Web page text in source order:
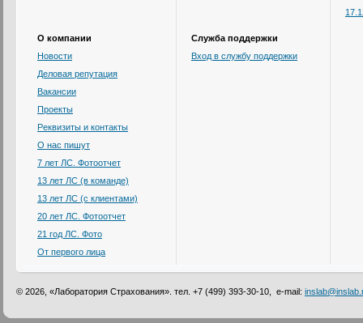
О компании
Новости
Деловая репутация
Вакансии
Проекты
Реквизиты и контакты
О нас пишут
7 лет ЛС. Фотоотчет
13 лет ЛС (в команде)
13 лет ЛС (с клиентами)
20 лет ЛС. Фотоотчет
21 год ЛС. Фото
От первого лица
Служба поддержки
Вход в службу поддержки
© 2026, «Лаборатория Страхования». тел. +7 (499) 393-30-10, e-mail: